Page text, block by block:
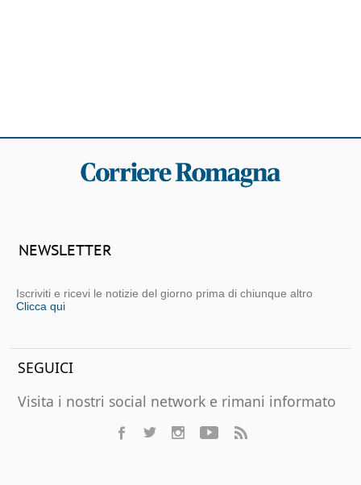
NEWSLETTER
Iscriviti e ricevi le notizie del giorno prima di chiunque altro
Clicca qui
SEGUICI
Visita i nostri social network e rimani informato